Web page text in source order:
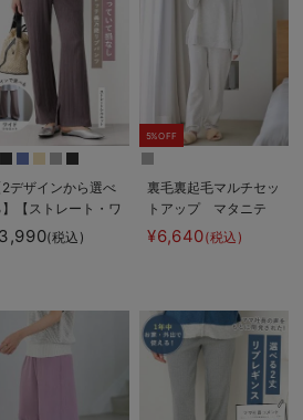
2デザインから選べ
】【ストレート・ワ
】らくちん綿混ス
レッチリブパンツ
(税込)
5%OFF
裏毛裏起毛マルチセッ
トアップ マタニテ
ィ・授乳パジャマ・ル
ームウェア・授乳服
¥6,640(税込)